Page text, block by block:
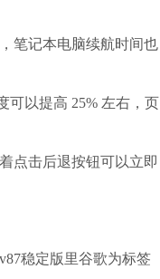
笔记本电脑续航时间也
可以提高 25% 左右，页
点击后退按钮可以立即
稳定版里谷歌为标签